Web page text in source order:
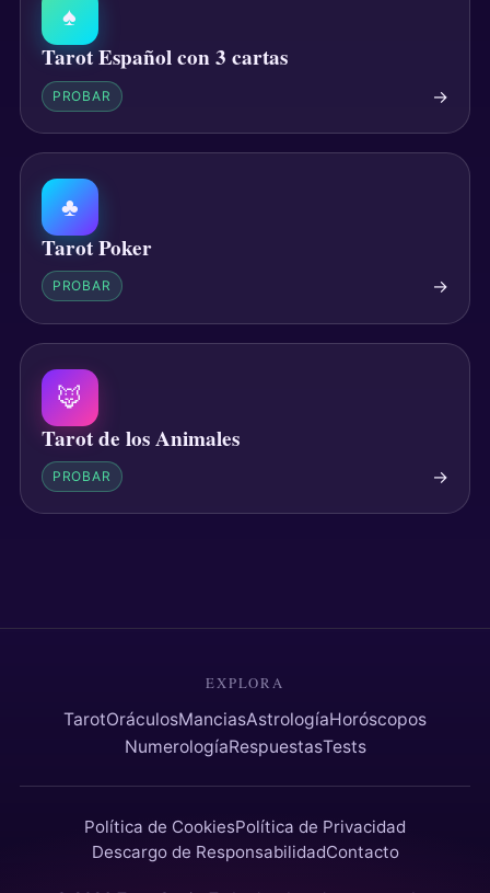
♠
Tarot Español con 3 cartas
PROBAR →
♣
Tarot Poker
PROBAR →
🦊
Tarot de los Animales
PROBAR →
EXPLORA
TarotOráculosManciasAstrologíaHoróscopos
NumerologíaRespuestasTests
Política de CookiesPolítica de Privacidad
Descargo de ResponsabilidadContacto